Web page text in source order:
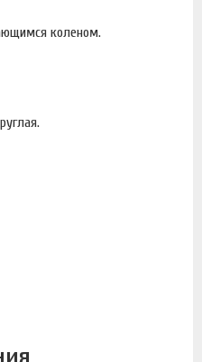
коленом.